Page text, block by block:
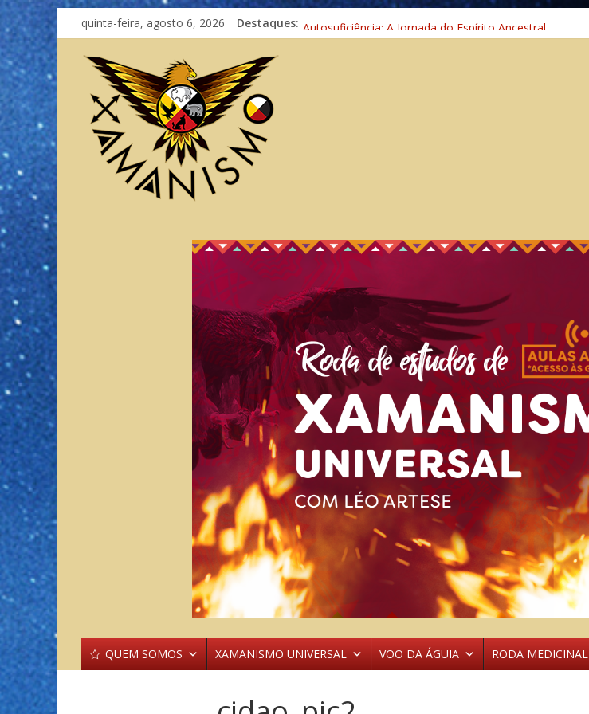
quinta-feira, agosto 6, 2026 Destaques: Meditando nas Sombras
Autosuficiência: A Jornada do Espírito Ancestral
QUEM SOMOS XAMANISMO UNIVERSAL VOO DA ÁGUIA RODA MEDICINAL